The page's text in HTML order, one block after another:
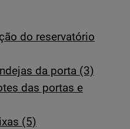
do reservatório
da porta (3)
das portas e
(5)